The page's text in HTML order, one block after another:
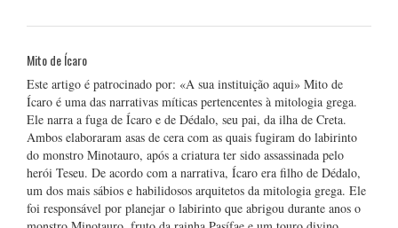
Mito de Ícaro
Este artigo é patrocinado por: «A sua instituição aqui» Mito de
Ícaro é uma das narrativas míticas pertencentes à mitologia grega.
Ele narra a fuga de Ícaro e de Dédalo, seu pai, da ilha de Creta.
Ambos elaboraram asas de cera com as quais fugiram do labirinto
do monstro Minotauro, após a criatura ter sido assassinada pelo
herói Teseu. De acordo com a narrativa, Ícaro era filho de Dédalo,
um dos mais sábios e habilidosos arquitetos da mitologia grega. Ele
foi responsável por planejar o labirinto que abrigou durante anos o